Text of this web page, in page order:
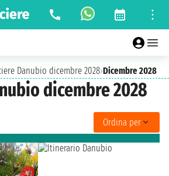
Danubio dicembre 2028›Dicembre 2028
dicembre 2028
Ordina per